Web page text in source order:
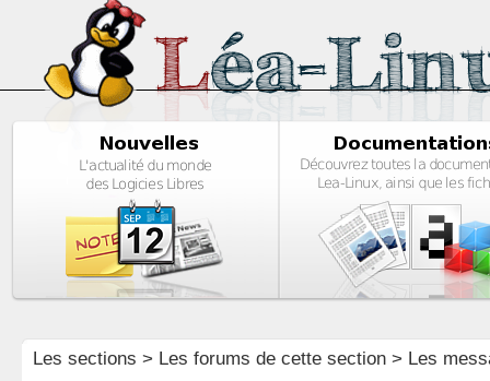
Les sections > Les forums de cette section> Les